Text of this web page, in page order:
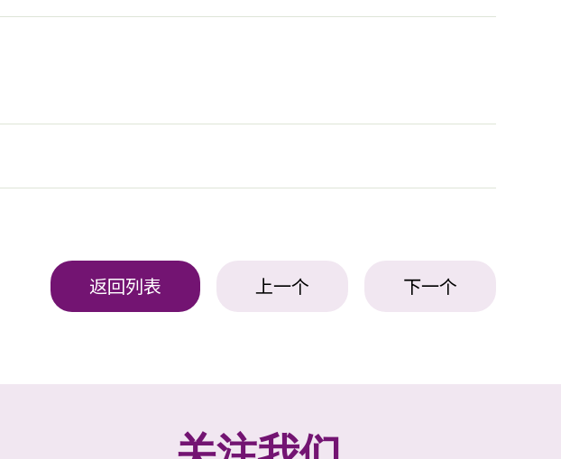
返回列表 上一个 下一个